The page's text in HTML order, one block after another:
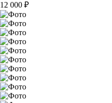
12 000 ₽